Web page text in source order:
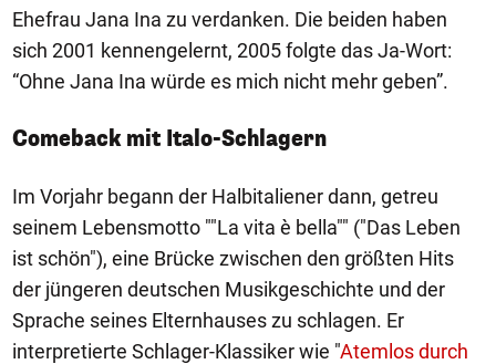
Ehefrau Jana Ina zu verdanken. Die beiden haben
sich 2001 kennengelernt, 2005 folgte das Ja-Wort:
“Ohne Jana Ina würde es mich nicht mehr geben”.
Comeback mit Italo-Schlagern
Im Vorjahr begann der Halbitaliener dann, getreu
seinem Lebensmotto ""La vita è bella"" ("Das Leben
ist schön"), eine Brücke zwischen den größten Hits
der jüngeren deutschen Musikgeschichte und der
Sprache seines Elternhauses zu schlagen. Er
interpretierte Schlager-Klassiker wie "Atemlos durch